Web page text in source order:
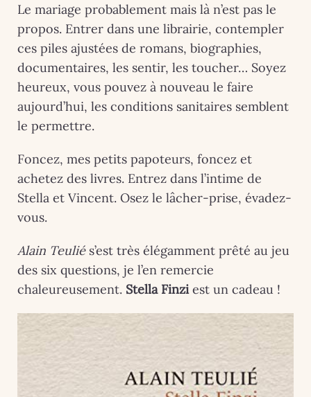
Le mariage probablement mais là n’est pas le
propos. Entrer dans une librairie, contempler
ces piles ajustées de romans, biographies,
documentaires, les sentir, les toucher… Soyez
heureux, vous pouvez à nouveau le faire
aujourd’hui, les conditions sanitaires semblent
le permettre.
Foncez, mes petits papoteurs, foncez et
achetez des livres. Entrez dans l’intime de
Stella et Vincent. Osez le lâcher-prise, évadez-
vous.
Alain Teuliés’est très élégamment prêté au jeu
des six questions, je l’en remercie
chaleureusement. Stella Finzi est un cadeau !